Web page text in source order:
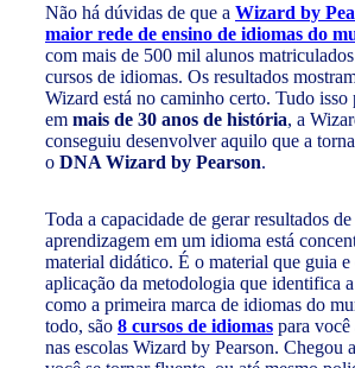
Não há dúvidas de que a Wizard by
maior rede de ensino de idiomas do
com mais de 500 mil alunos
cursos de idiomas. Os resultados
Wizard está no caminho certo. Tudo isso
em mais de 30 anos de história, a
conseguiu desenvolver aquilo que a
o DNA Wizard by Pearson.
Toda a capacidade de gerar resultados de
aprendizagem em um idioma está
material didático. É o material que guia e
aplicação da metodologia que identifica
como a primeira marca de idiomas do
todo, são 8 cursos de idiomas para você
nas escolas Wizard by Pearson. Chegou